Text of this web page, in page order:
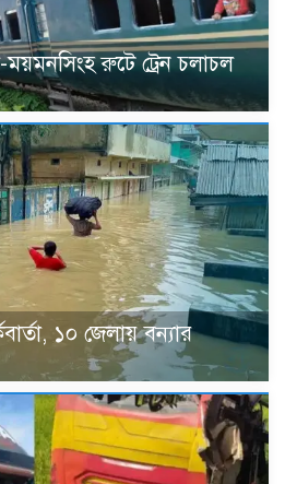
রুটে ট্রেন চলাচল
১০ জেলায় বন্যার